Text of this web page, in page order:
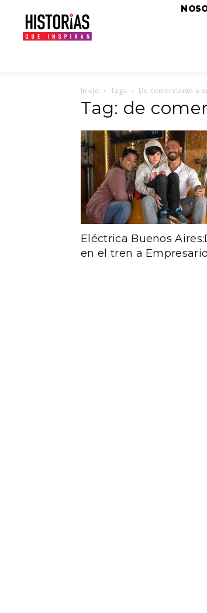
Inicio Tags De comerciante a
Tag: de
Eléctrica Buenos
en el tren a Empresario